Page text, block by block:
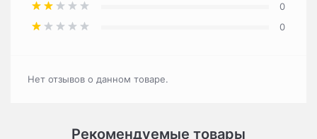
0
0
Нет отзывов о данном товаре.
Рекомендуемые товары